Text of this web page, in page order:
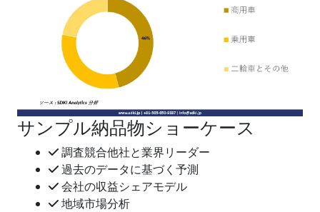
サンプル納品物ショーケース
調査競合他社と業界リーダー
過去のデータに基づく予測
会社の収益シェアモデル
地域市場分析